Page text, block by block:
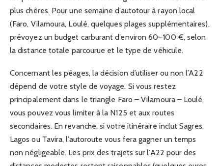
plus chères. Pour une semaine d’autotour à rayon local
(Faro, Vilamoura, Loulé, quelques plages supplémentaires),
prévoyez un budget carburant d’environ 60–100 €, selon
la distance totale parcourue et le type de véhicule.
Concernant les péages, la décision d’utiliser ou non l’A22
dépend de votre style de voyage. Si vous restez
principalement dans le triangle Faro – Vilamoura – Loulé,
vous pouvez vous limiter à la N125 et aux routes
secondaires. En revanche, si votre itinéraire inclut Sagres,
Lagos ou Tavira, l’autoroute vous fera gagner un temps
non négligeable. Les prix des trajets sur l’A22 pour des